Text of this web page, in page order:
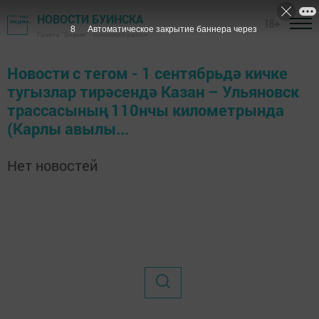
НОВОСТИ БУИНСКА
Газета "Знамя" - Буинский район
Новости с тегом - 1 сентябрьдә кичке
тугызлар тирәсендә Казан – Ульяновск
трассасының 110нчы километрында
(Карлы авылы...
Нет новостей
7 Автоматическое закрытие баннера через